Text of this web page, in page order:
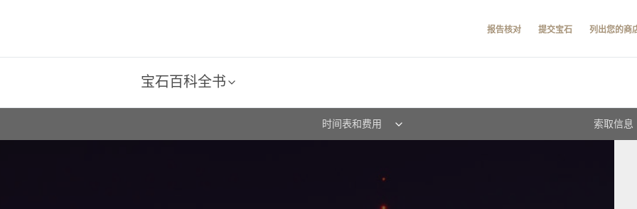
报告核对 提交宝石 列出您的商
宝石百科全书
时间表和费用 索取信息